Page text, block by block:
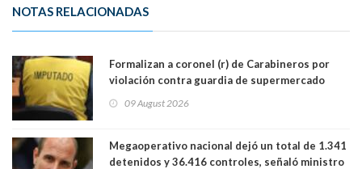
NOTAS RELACIONADAS
Formalizan a coronel (r) de Carabineros por
violación contra guardia de supermercado
09 August 2026
Megaoperativo nacional dejó un total de 1.341
detenidos y 36.416 controles, señaló ministro